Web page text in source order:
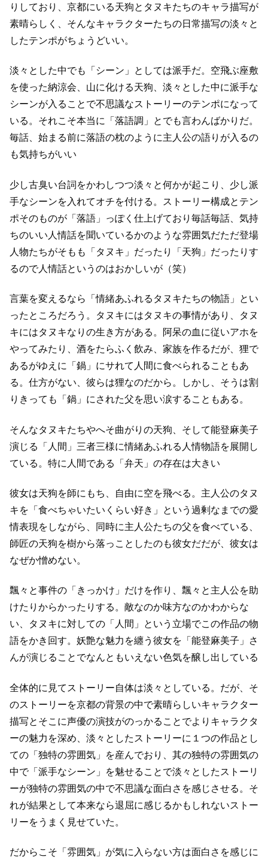
りしており、 京都にいる天狗とタヌキたちのキャラ描写が
素晴らしく、 そんなキャラクターたちの日常描写の淡々と
したテンポがちょうどいい。
淡々とした中でも「シーン」としては派手だ。 空飛ぶ座敷
を使った納涼会、山に化ける天狗、 淡々とした中に派手な
シーンが入ることで不思議なストーリーのテンポになって
いる。 それこそ本当に「落語調」とでも言わんばかりだ。
毎話、始まる前に落語の枕のように主人公の語りが入るの
も気持ちがいい
少し古臭い台詞をかわしつつ淡々と何かが起こり、少し派
手なシーンを入れてオチを付ける。
ストーリー構成とテン
ポそのものが「落語」っぽく仕上げており 毎話毎話、気持
ちのいい人情話を聞いているかのような雰囲気だただ登場
人物たちがそもも「タヌキ」だったり「天狗」だったりす
るので人情話というのはおかしいが（笑）
言葉を変えるなら「情緒あふれるタヌキたちの物語」とい
ったところだろう。
タヌキにはタヌキの事情があり、タヌ
キにはタヌキなりの生き方がある。
阿呆の血に従いアホを
やってみたり、酒をたらふく飲み、家族を作るだが、狸で
あるがゆえに「鍋」にサれて人間に食べられることもあ
る。 仕方がない、彼らは狸なのだから。
しかし、そうは割
りきっても「鍋」にされた父を思い涙することもある。
そんなタヌキたちやへそ曲がりの天狗、そして能登麻美子
演じる「人間」 三者三様に情緒あふれる人情物語を展開し
ている。 特に人間である「弁天」の存在は大きい
彼女は天狗を師にもち、自由に空を飛べる。 主人公のタヌ
キを「食べちゃいたいくらい好き」という過剰なまでの愛
情表現をしながら、
同時に主人公たちの父を食べている、
師匠の天狗を樹から落っことしたのも彼女だだが、彼女は
なぜか憎めない。
飄々と事件の「きっかけ」だけを作り、飄々と主人公を助
けたりからかったりする。 敵なのか味方なのかわからな
い、タヌキに対しての「人間」という立場でこの作品の物
語をかき回す。 妖艶な魅力を纏う彼女を「能登麻美子」さ
んが演じることでなんともいえない色気を醸し出している
全体的に見てストーリー自体は淡々としている。 だが、そ
のストーリーを京都の背景の中で素晴らしいキャラクター
描写と そこに声優の演技がのっかることでよりキャラクタ
ーの魅力を深め、 淡々としたストーリーに１つの作品とし
ての「独特の雰囲気」を産んでおり、 其の独特の雰囲気の
中で「派手なシーン」を魅せることで淡々としたストーリ
ーが独特の雰囲気の中で不思議な面白さを感じさせる。 そ
れが結果として本来なら退屈に感じるかもしれないストー
リーをうまく見せていた。
だからこそ「雰囲気」が気に入らない方は面白さを感じに